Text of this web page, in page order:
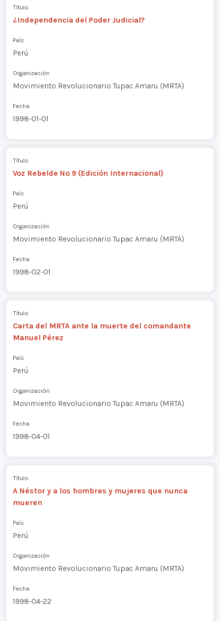
Título
¿Independencia del Poder Judicial?
País
Perú
Organización
Movimiento Revolucionario Tupac Amaru (MRTA)
Fecha
1998-01-01
Título
Voz Rebelde Nº 9 (Edición Internacional)
País
Perú
Organización
Movimiento Revolucionario Tupac Amaru (MRTA)
Fecha
1998-02-01
Título
Carta del MRTA ante la muerte del comandante
Manuel Pérez
País
Perú
Organización
Movimiento Revolucionario Tupac Amaru (MRTA)
Fecha
1998-04-01
Título
A Néstor y a los hombres y mujeres que nunca
mueren
País
Perú
Organización
Movimiento Revolucionario Tupac Amaru (MRTA)
Fecha
1998-04-22